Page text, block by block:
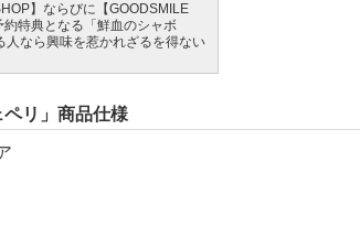
】ならびに【GOODSMILE
特典となる「鮮血のシャボ
人なら興味を惹かれざるを得ない
ペリ」商品仕様